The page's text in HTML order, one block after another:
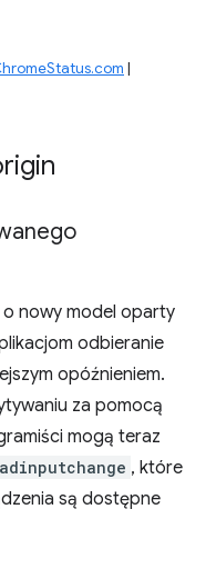
|
nowy model oparty
odbieranie
opóźnieniem.
za pomocą
mogą teraz
, które
są dostępne